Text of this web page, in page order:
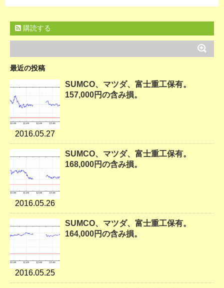
購読する
最近の投稿
2016.05.27
SUMCO、マツダ、富士重工保有。
157,000円の含み損。
2016.05.26
SUMCO、マツダ、富士重工保有。
168,000円の含み損。
2016.05.25
SUMCO、マツダ、富士重工保有。
164,000円の含み損。